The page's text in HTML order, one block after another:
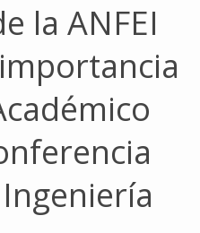
la ANFEI